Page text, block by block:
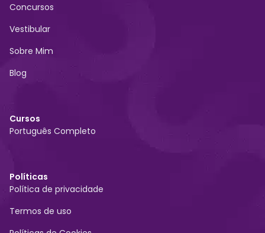
Concursos
Vestibular
Sobre Mim
Blog
Cursos
Português Completo
Políticas
Política de privacidade
Termos de uso